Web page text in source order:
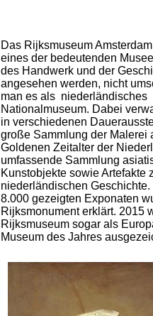
Das Rijksmuseum
eines der bedeutenden
des Handwerk und der
angesehen werden, nicht
man es als niederländisches
Nationalmuseum. Dabei
in verschiedenen
große Sammlung der Malerei
Goldenen Zeitalter der
umfassende Sammlung
Kunstobjekte sowie Artefakte
niederländischen Geschichte.
8.000 gezeigten Exponaten
Rijksmonument erklärt. 2015
Rijksmuseum sogar als
Museum des Jahres